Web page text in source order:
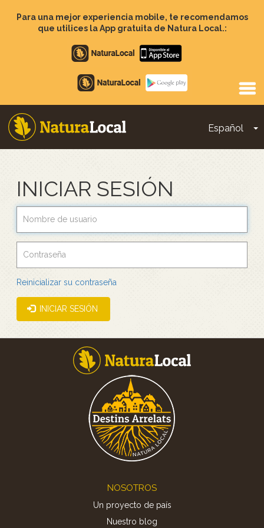
contenido
Para una mejor experiencia mobile, te recomendamos
que utilices la App gratuita de Natura Local.:
Apple
store
Google
Play
Español
Main
INICIAR SESIÓN
Reinicializar su contraseña
INICIAR SESIÓN
NOSOTROS
Un proyecto de país
Nuestro blog